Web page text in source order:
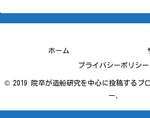
ホーム
プライバシーポリシー
© 2019 院卒が造船研究を中心に投稿するブ
ー.